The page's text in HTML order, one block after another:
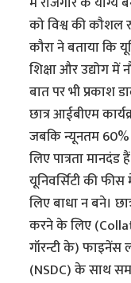
को विश्व की कौशल
कौरा ने बताया कि
शिक्षा और उद्योग में
बात पर भी प्रकाश
छात्र आईबीएम
जबकि न्यूनतम
लिए पात्रता
यूनिवर्सिटी की फीस
लिए बाधा न बने।
करने के लिए
गॉरन्टी के) फाइनेंस
(NSDC) के साथ